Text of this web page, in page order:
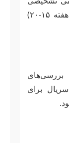
(CVS در هفته ۱۰-۱۲ یا آمنیوسنتز در هفته ۱۵-۲۰)
برای